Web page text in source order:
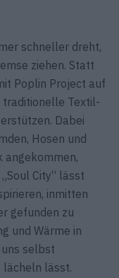
schneller dreht,
ziehen. Statt
Poplin Project auf
traditionelle Texti­l­
Dabei
Hosen und
angekommen,
City“ lässt
inmitten
gefunden zu
und Wärme in
selbst
lächeln lässt.